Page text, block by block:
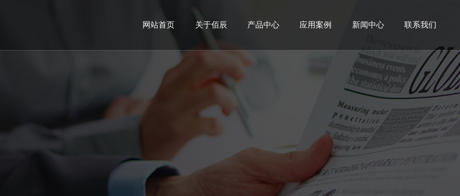
网站首页 关于佰辰 产品中心 应用案例 新闻中心 联系我们